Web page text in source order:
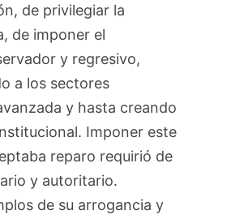
de privilegiar la
de imponer el
y regresivo,
a los sectores
y hasta creando
Imponer este
reparo requirió de
y autoritario.
de su arrogancia y